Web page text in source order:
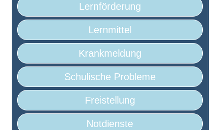
Lernförderung
Lernmittel
Krankmeldung
Schulische Probleme
Freistellung
Notdienste